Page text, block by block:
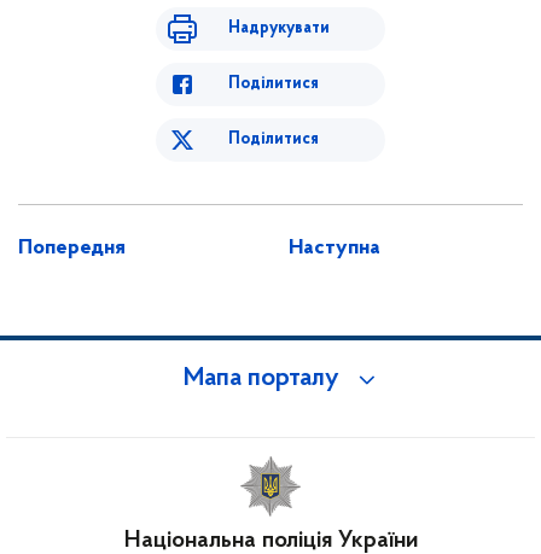
Надрукувати
Поділитися
Поділитися
Попередня Наступна
Мапа порталу
Національна поліція України